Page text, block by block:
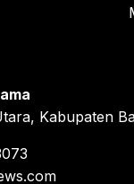
Kabupaten